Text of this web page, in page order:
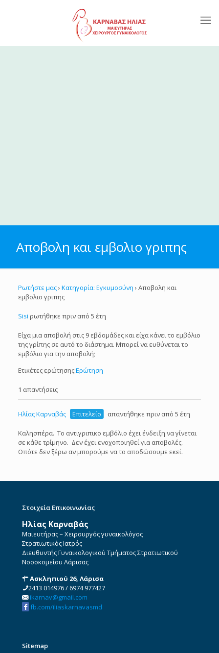
Αποβολη και εμβολιο γριπης
Ρωτήστε μας› Κατηγορία: Εγκυμοσύνη › Αποβολη και
εμβολιο γριπης
Sisi ρωτήθηκε πριν από 5 έτη
Είχα μια αποβολή στις 9 εβδομάδες και είχα κάνει το εμβόλιο
της γρίπης σε αυτό το διάστημα. Μπορεί να ευθύνεται το
εμβόλιο για την αποβολή;
Ετικέτες ερώτησης:Ερώτηση
1 απαντήσεις
Ηλίας Καρναβάς Επιτελείο απαντήθηκε πριν από 5 έτη
Καλησπέρα. Το αντιγριπικο εμβόλιο έχει ένδειξη να γίνεται
σε κάθε τρίμηνο. Δεν έχει ενοχοποιηθεί για αποβολές.
Οπότε δεν ξέρω αν μπορούμε να το αποδώσουμε εκεί.
Στοιχεία Επικοινωνίας
Ηλίας Καρναβάς
Μαιευτήρας – Χειρουργός γυναικολόγος
Στρατιωτικός Ιατρός
Διευθυντής Γυναικολογικού Τμήματος Στρατιωτικού
Νοσοκομείου Λάρισας
Ασκληπιού 26, Λάρισα
2413 014976/6974 977427
ikarnav@gmail.com
fb.com/iliaskarnavasmd
Sitemap